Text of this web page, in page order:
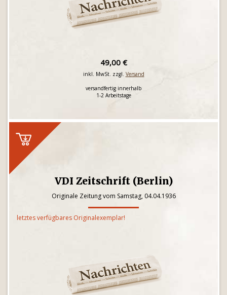
49,00 €
inkl. MwSt. zzgl. Versand
versandfertig innerhalb
1-2 Arbeitstage
VDI Zeitschrift (Berlin)
Originale Zeitung vom Samstag, 04.04.1936
letztes verfügbares Originalexemplar!